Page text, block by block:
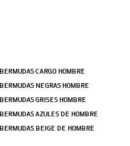
BERMUDAS CARGO HOMBRE
BERMUDAS NEGRAS HOMBRE
BERMUDAS GRISES HOMBRE
BERMUDAS AZULES DE HOMBRE
BERMUDAS BEIGE DE HOMBRE